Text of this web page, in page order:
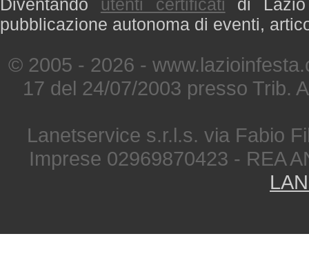
Diventando utenti certificati di
pubblicazione autonoma di eventi,
© 2005 - 2026 -
17 del 24/07/2003 presso Trib.
Lanetservice s.r.l.s. via Fabio
Imprese 02969870423 - REA